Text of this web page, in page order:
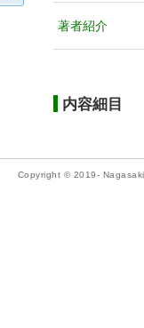
著者紹介
内容細目
Copyright © 2019-